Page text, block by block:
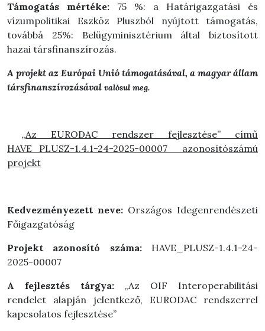
Támogatás mértéke: 75 %: a Határigazgatási és
vízumpolitikai Eszköz Pluszból nyújtott támogatás,
továbbá 25%: Belügyminisztérium által biztosított
hazai társfinanszírozás.
A projekt az Európai Unió támogatásával, a magyar állam
társfinanszírozásával valósul meg.
„Az EURODAC rendszer fejlesztése” című
HAVE_PLUSZ-1.4.1-24-2025-00007 azonosítószámú
projekt
Kedvezményezett neve: Országos Idegenrendészeti
Főigazgatóság
Projekt azonosító száma:HAVE_PLUSZ-1.4.1-24-
2025-00007
A fejlesztés tárgya: „Az OIF Interoperabilitási
rendelet alapján jelentkező, EURODAC rendszerrel
kapcsolatos fejlesztése”